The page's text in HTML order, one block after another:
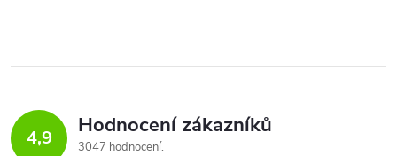
4,9 Hodnocení zákazníků
3047 hodnocení